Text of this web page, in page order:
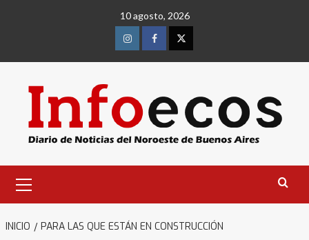
10 agosto, 2026
InstagramFacebookTwitter
primario
INICIO PARA LAS QUE ESTÁN EN CONSTRUCCIÓN